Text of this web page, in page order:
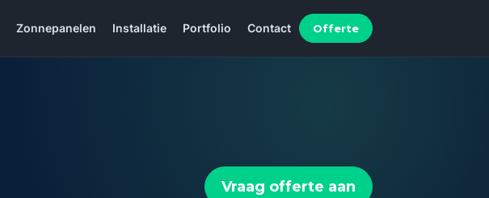
Zonnepanelen Installatie Portfolio Contact Offerte
Vraag offerte aan